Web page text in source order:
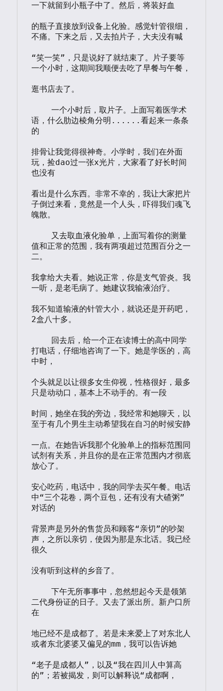
一下就留到小瓶子中了。然后，将装好血
的瓶子直接放到设备上化验。感觉针管很细，
不痛。下来之后，又去拍片子，大夫没有喊
“笑一笑”，只是说好了就结束了。片子要等
一个小时，这期间我顺便去吃了早餐与午餐，
逛书店去了。
    一个小时后，取片子。上面写着医学术
语，什么肋边棱角分明......看起来一条条
的
排骨让我觉得很神奇。小学时，我们在外面
玩，捡dao过一张x光片，大家看了好长时间
也没有
看出是什么东西。非常不幸的，我让大家把片
子倒过来看，竟然是一个人头，吓得我们魂飞
魄散。
值和正常的范围，我有两项超过范围百分之一
二。
我拿给大夫看。她说正常，你是支气管炎。我
一听，是老毛病了。她建议我输液治疗。
我不知道输液的针管大小，就说还是开药吧，
2盒八十多。
打电话，仔细地咨询了一下。她是学医的，高
中时，
个头就足以让很多女生仰视，性格很好，最多
只是动动口，基本上不动手的。有一段
时间，她坐在我的旁边，我经常和她聊天，以
至于有几个男生主动希望我在自习的时候安静
一点。在她告诉我那个化验单上的指标范围同
试剂有关系，并且你的是在正常范围内才彻底
放心了。
安心吃药，电话中，我的同学去买午餐。电话
中“三个花卷，两个豆包，还有没有大碴粥”
对话的
背景声是另外的售货员和顾客“亲切”的吵架
声，之所以亲切，使因为那是东北话。我已经
很久
没有听到这样的乡音了。
    下午无所事事中，忽然想起今天是领第
二代身份证的日子。又去了派出所。新户口所
在
地已经不是成都了。若是未来爱上了对东北人
或者东北婆婆又偏见的mm，我可以告诉她
“老子是成都人”，以及“我在四川人中算高
的”；若被揭发，则可以解释说“成都啊，